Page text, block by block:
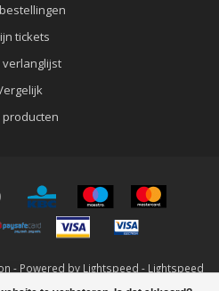
tickets
verlanglijst
producten
- Powered by Lightspeed - Lightspeed